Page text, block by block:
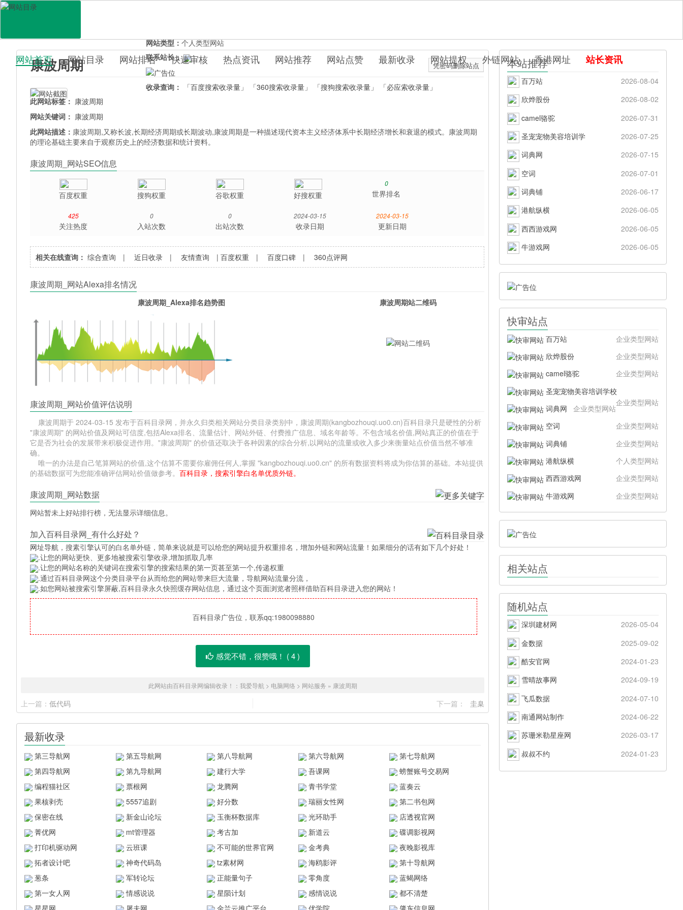
百科目录
网站首页 网站目录 网站排名 快速审核 热点资讯 网站推荐 网站点赞 最新收录 网站提权 外链网站 香港网址 站长资讯
康波周期 凭密码删除站点
网站类型：个人类型网站
联系站长：
收录查询： 「百度搜索收录量」 「360搜索收录量」 「搜狗搜索收录量」
「必应索收录量」
此网站标签： 康波周期
网站关键词： 康波周期
此网站描述： 康波周期,又称长波,长期经济周期或长期波动,康波周期是一种描述现代资本主义经济体系中长期经济增长和衰退的模式。康波周期
的理论基础主要来自于观察历史上的经济数据和统计资料。
康波周期_网站SEO信息
百度权重 搜狗权重 谷歌权重 好搜权重
0
世界排名
425
关注热度
0
入站次数
0
出站次数
2024-03-15
收录日期
2024-03-15
更新日期
相关在线查询： 综合查询 |近日收录 |友情查询 |百度权重 |百度口碑 |360点评网
康波周期_网站Alexa排名情况
康波周期_Alexa排名趋势图 康波周期站二维码
康波周期_网站价值评估说明
康波周期于 2024-03-15 发布于百科目录网，并永久归类相关网站分类目录类别中，康波周期(kangbozhouqi.uo0.cn)百科目录只是硬性的分析
"康波周期" 的网站价值及网站可信度,包括Alexa排名、流量估计、网站外链、付费推广信息、域名年龄等。不包含域名价值,网站真正的价值在于
它是否为社会的发展带来积极促进作用。"康波周期" 的价值还取决于各种因素的综合分析,以网站的流量或收入多少来衡量站点价值当然不够准
确。
唯一的办法是自己笔算网站的价值,这个估算不需要你雇佣任何人,掌握 "kangbozhouqi.uo0.cn" 的所有数据资料将成为你估算的基础。本站提供
的基础数据可为您能准确评估网站价值做参考。百科目录，搜索引擎白名单优质外链。
康波周期_网站数据
网站暂未上好站排行榜，无法显示详细信息。
加入百科目录网_有什么好处？
网址导航 ，搜素引擎认可的白名单外链，简单来说就是可以给您的网站提升权重排名，增加外链和网站流量！如果细分的话有如下几个好处！
.让您的网站更快、更多地被搜索引擎收录,增加抓取几率
.让您的网站名称的关键词在搜索引擎的搜索结果的第一页甚至第一个,传递权重
.通过百科目录网这个分类目录平台从而给您的网站带来巨大流量，导航网站流量分流，
.如您网站被搜索引擎屏蔽,百科目录永久快照缓存网站信息，通过这个页面浏览者照样借助百科目录进入您的网站！
百科目录广告位，联系qq:1980098880
感觉不错，很赞哦！ ( 4)
此网站由百科目录网编辑收录！： 我爱导航 > 电脑网络 > 网站服务 » 康波周期
上一篇： 低代码 下一篇： 圭臬
最新收录
第三导航网 第五导航网 第八导航网 第六导航网
第七导航网
第四导航网
第九导航网 建行大学 吾课网
螃蟹账号交易网
编程猫社区
票根网 龙腾网 青书学堂
蓝奏云
果核剥壳
5557追剧 好分数 瑞丽女性网
第二书包网
保密在线
新金山论坛 玉衡杯数据库 光环助手
店透视官网
菁优网
mt管理器 考古加 新道云
碟调影视网
打印机驱动网
云班课 不可能的世界官网 金考典
夜晚影视库
拓者设计吧
神奇代码岛 tz素材网 海鸥影评
第十导航网
葱条
军转论坛 正能量句子 零角度
蓝蝎网络
第一女人网
情感说说 星陨计划 感情说说
都不清楚
本站推荐
百万站
2026-08-04
欣烨股份
2026-08-02
camel骆驼
2026-07-31
圣宠宠物美容培训学
2026-07-25
词典网
2026-07-15
空词
2026-07-01
词典铺
2026-06-17
港航纵横
2026-06-05
西西游戏网
2026-06-05
牛游戏网
2026-06-05
快审站点
百万站
企业类型网站
欣烨股份
企业类型网站
camel骆驼
企业类型网站
圣宠宠物美容培训学校
企业类型网站
词典网
企业类型网站
空词
企业类型网站
词典铺
企业类型网站
港航纵横
个人类型网站
西西游戏网
企业类型网站
牛游戏网
企业类型网站
相关站点
随机站点
深圳建材网
2026-05-04
金数据
2025-09-02
酷安官网
2024-01-23
雪晴故事网
2024-09-19
飞瓜数据
2024-07-10
南通网站制作
2024-06-22
苏珊米勒星座网
2026-03-17
叔叔不约
2024-01-23